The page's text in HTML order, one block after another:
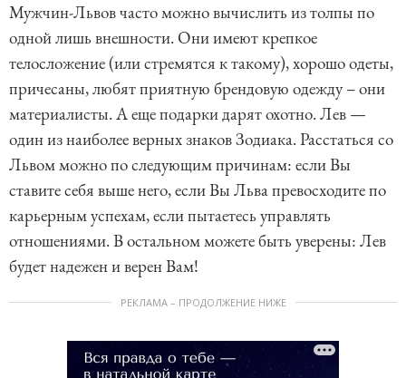
Мужчин-Львов часто можно вычислить из толпы по
одной лишь внешности. Они имеют крепкое
телосложение (или стремятся к такому), хорошо одеты,
причесаны, любят приятную брендовую одежду – они
материалисты. А еще подарки дарят охотно. Лев —
один из наиболее верных знаков Зодиака. Расстаться со
Львом можно по следующим причинам: если Вы
ставите себя выше него, если Вы Льва превосходите по
карьерным успехам, если пытаетесь управлять
отношениями. В остальном можете быть уверены: Лев
будет надежен и верен Вам!
РЕКЛАМА – ПРОДОЛЖЕНИЕ НИЖЕ